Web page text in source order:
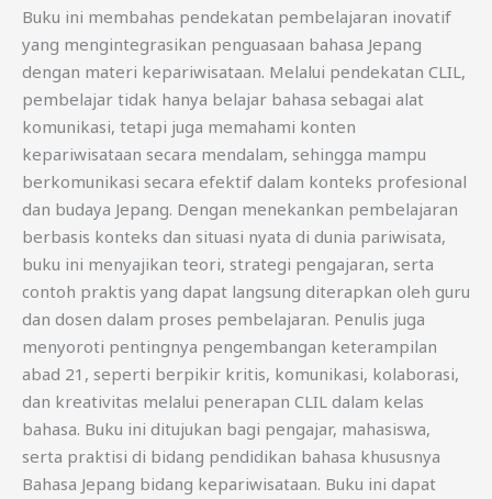
Buku ini membahas pendekatan pembelajaran inovatif
yang mengintegrasikan penguasaan bahasa Jepang
dengan materi kepariwisataan. Melalui pendekatan CLIL,
pembelajar tidak hanya belajar bahasa sebagai alat
komunikasi, tetapi juga memahami konten
kepariwisataan secara mendalam, sehingga mampu
berkomunikasi secara efektif dalam konteks profesional
dan budaya Jepang. Dengan menekankan pembelajaran
berbasis konteks dan situasi nyata di dunia pariwisata,
buku ini menyajikan teori, strategi pengajaran, serta
contoh praktis yang dapat langsung diterapkan oleh guru
dan dosen dalam proses pembelajaran. Penulis juga
menyoroti pentingnya pengembangan keterampilan
abad 21, seperti berpikir kritis, komunikasi, kolaborasi,
dan kreativitas melalui penerapan CLIL dalam kelas
bahasa. Buku ini ditujukan bagi pengajar, mahasiswa,
serta praktisi di bidang pendidikan bahasa khususnya
Bahasa Jepang bidang kepariwisataan. Buku ini dapat